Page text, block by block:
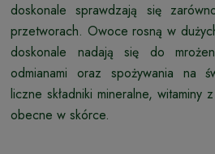
doskonale sprawdzają się
przetworach. Owoce rosną w
doskonale nadają się do
odmianami oraz spożywania na
liczne składniki mineralne, witaminy
obecne w skórce.